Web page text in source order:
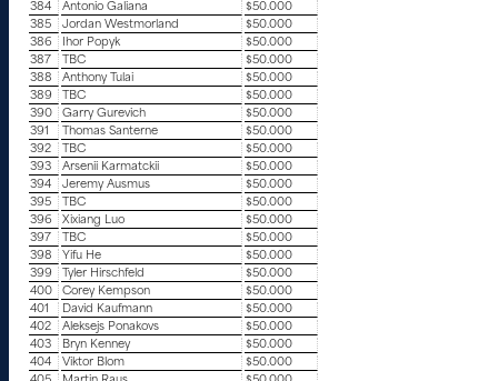
384
Antonio Galiana
$50.000
385
Jordan Westmorland
$50.000
386
Ihor Popyk
$50.000
387
TBC
$50.000
388
Anthony Tulai
$50.000
389
TBC
$50.000
390
Garry Gurevich
$50.000
391
Thomas Santerne
$50.000
392
TBC
$50.000
393
Arsenii Karmatckii
$50.000
394
Jeremy Ausmus
$50.000
395
TBC
$50.000
396
Xixiang Luo
$50.000
397
TBC
$50.000
398
Yifu He
$50.000
399
Tyler Hirschfeld
$50.000
400
Corey Kempson
$50.000
401
David Kaufmann
$50.000
402
Aleksejs Ponakovs
$50.000
403
Bryn Kenney
$50.000
404
Viktor Blom
$50.000